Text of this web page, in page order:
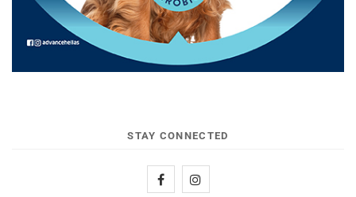
STAY CONNECTED